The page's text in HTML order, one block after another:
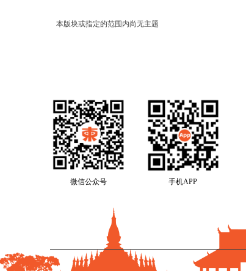
本版块或指定的范围内尚无主题
微信公众号 手机APP